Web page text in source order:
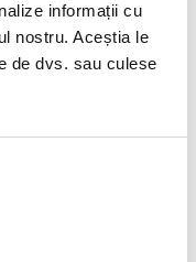
informații cu
nostru. Aceștia le
de dvs. sau culese